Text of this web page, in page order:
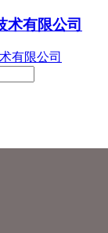
术有限公司